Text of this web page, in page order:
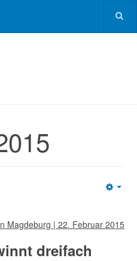
Magdeburg | 22. Februar 2015
dreifach